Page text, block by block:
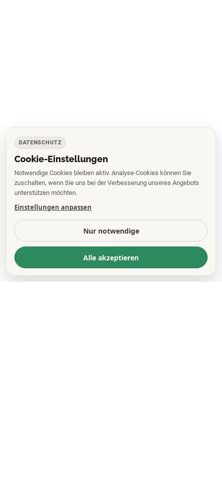
DATENSCHUTZ
Cookie-Einstellungen
Notwendige Cookies bleiben aktiv. Analyse-Cookies können Sie
zuschalten, wenn Sie uns bei der Verbesserung unseres Angebots
unterstützen möchten.
Einstellungen anpassen
Nur notwendige
Alle akzeptieren